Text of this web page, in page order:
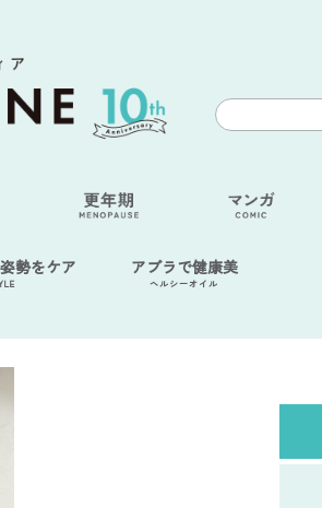
勢をケア アブラで健康美
ヘルシーオイル